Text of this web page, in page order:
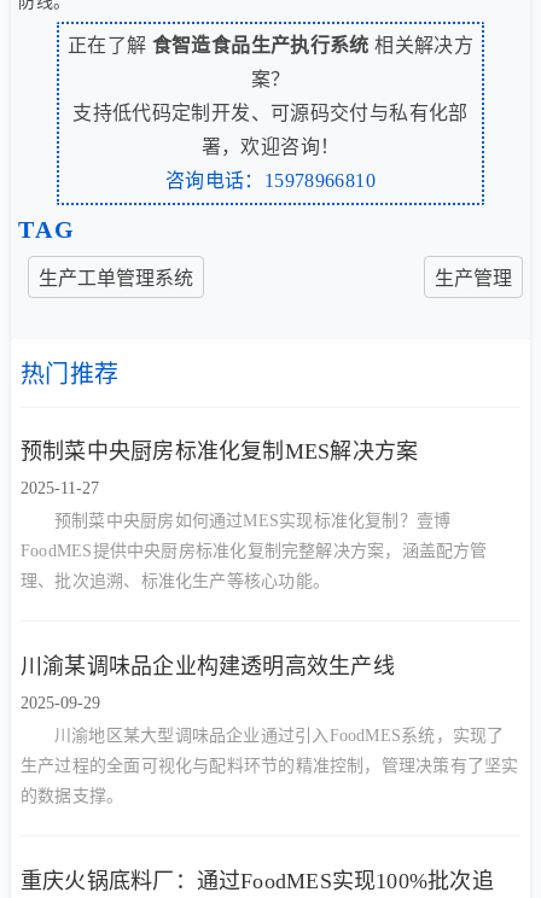
正在了解 食智造食品生产执行系统 相关解决方
案？
支持低代码定制开发、可源码交付与私有化部
署，欢迎咨询！
咨询电话：15978966810
TAG
生产工单管理系统 生产管理
热门推荐
预制菜中央厨房标准化复制MES解决方案
2025-11-27
预制菜中央厨房如何通过MES实现标准化复制？壹博
FoodMES提供中央厨房标准化复制完整解决方案，涵盖配方管
理、批次追溯、标准化生产等核心功能。
川渝某调味品企业构建透明高效生产线
2025-09-29
川渝地区某大型调味品企业通过引入FoodMES系统，实现了
生产过程的全面可视化与配料环节的精准控制，管理决策有了坚实
的数据支撑。
重庆火锅底料厂：通过FoodMES实现100%批次追